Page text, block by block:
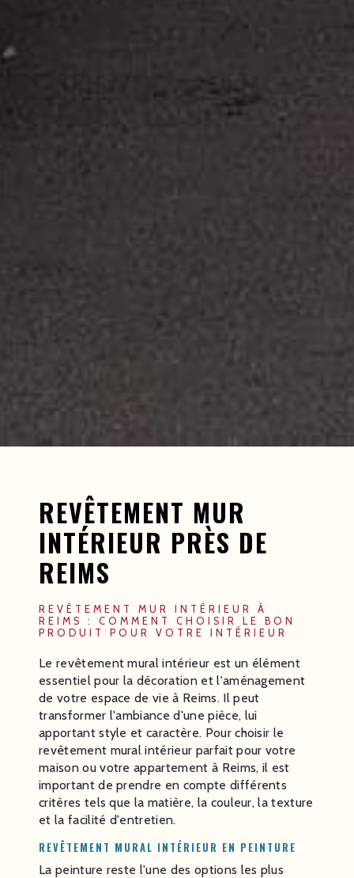
REVÊTEMENT MUR
INTÉRIEUR PRÈS DE
REIMS
REVÊTEMENT MUR INTÉRIEUR À
REIMS : COMMENT CHOISIR LE BON
PRODUIT POUR VOTRE INTÉRIEUR
Le revêtement mural intérieur est un élément
essentiel pour la décoration et l'aménagement
de votre espace de vie à Reims. Il peut
transformer l'ambiance d'une pièce, lui
apportant style et caractère. Pour choisir le
revêtement mural intérieur parfait pour votre
maison ou votre appartement à Reims, il est
important de prendre en compte différents
critères tels que la matière, la couleur, la texture
et la facilité d'entretien.
REVÊTEMENT MURAL INTÉRIEUR EN PEINTURE
La peinture reste l'une des options les plus